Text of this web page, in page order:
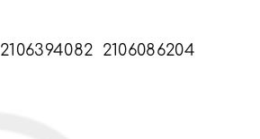
2106394082 2106086204